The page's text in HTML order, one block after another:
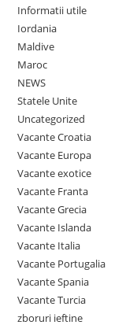
Informatii utile
Iordania
Maldive
Maroc
NEWS
Statele Unite
Uncategorized
Vacante Croatia
Vacante Europa
Vacante exotice
Vacante Franta
Vacante Grecia
Vacante Islanda
Vacante Italia
Vacante Portugalia
Vacante Spania
Vacante Turcia
zboruri ieftine